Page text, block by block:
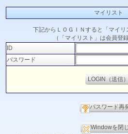
マイリスト
下記からＬＯＧＩＮすると「マイ
（「マイリスト」は会員登
ID
パスワード
パスワード再
Windowを閉